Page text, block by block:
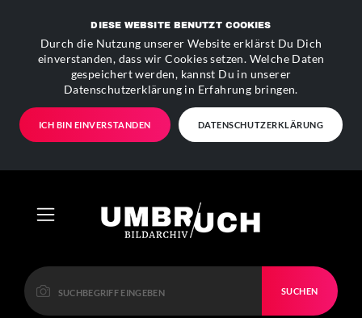
DIESE WEBSITE BENUTZT COOKIES
Durch die Nutzung unserer Website erklärst Du Dich
einverstanden, dass wir Cookies setzen. Welche Daten
gespeichert werden, kannst Du in unserer
Datenschutzerklärung in Erfahrung bringen.
ICH BIN EINVERSTANDEN DATENSCHUTZERKLÄRUNG
SUCHEN